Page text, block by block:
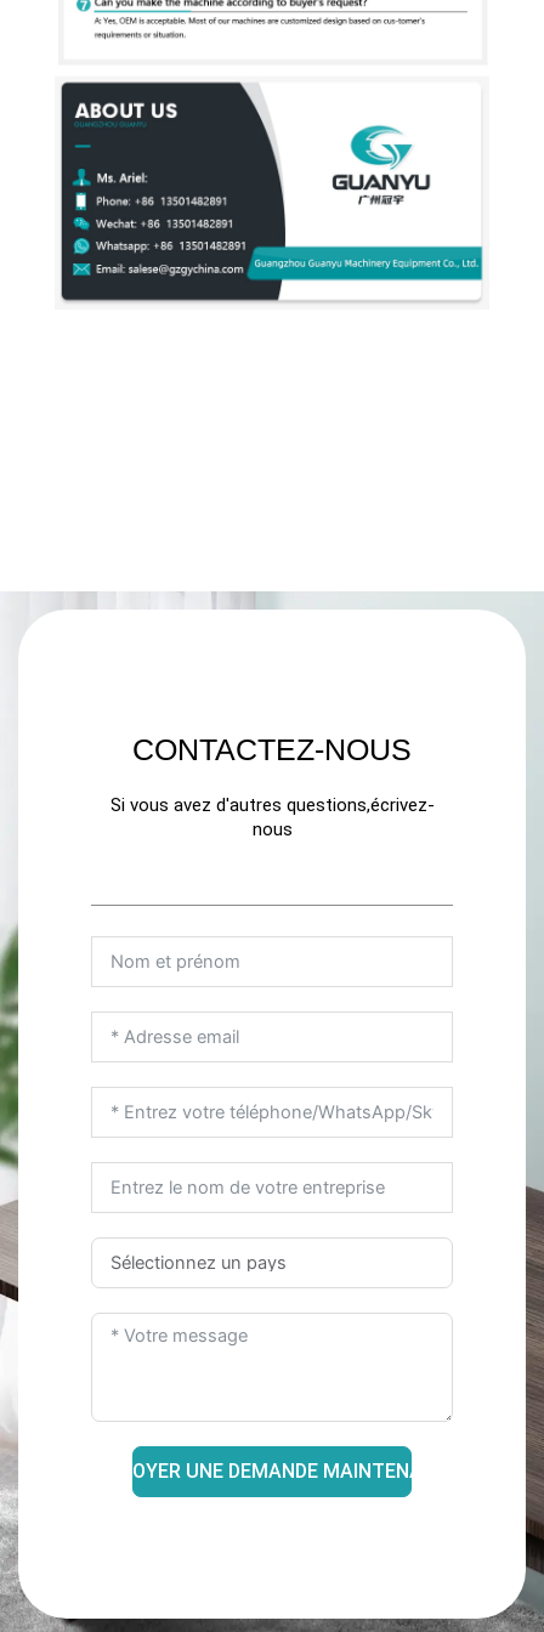
CONTACTEZ-NOUS
Si vous avez d'autres questions,écrivez-
nous
ENVOYER UNE DEMANDE MAINTENANT